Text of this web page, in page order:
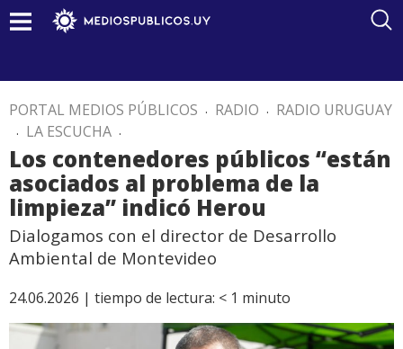
PORTAL MEDIOS PÚBLICOS . RADIO . RADIO URUGUAY
. LA ESCUCHA .
Los contenedores públicos “están
asociados al problema de la
limpieza” indicó Herou
Dialogamos con el director de Desarrollo
Ambiental de Montevideo
24.06.2026 | tiempo de lectura: < 1 minuto